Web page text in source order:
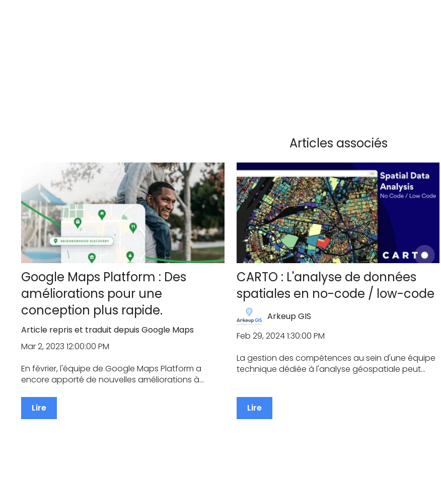
Articles associés
Google Maps Platform : Des
améliorations pour une
conception plus rapide.
Article repris et traduit depuis Google Maps
Mar 2, 2023 12:00:00 PM
En février, l'équipe de Google Maps Platform a
encore apporté de nouvelles améliorations à...
Lire
CARTO : L'analyse de données
spatiales en no-code / low-code
Arkeup GIS
Feb 29, 2024 1:30:00 PM
La gestion des compétences au sein d'une équipe
technique dédiée à l'analyse géospatiale peut...
Lire